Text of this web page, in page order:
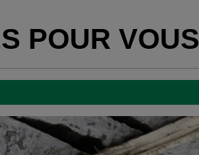
POUR VOUS